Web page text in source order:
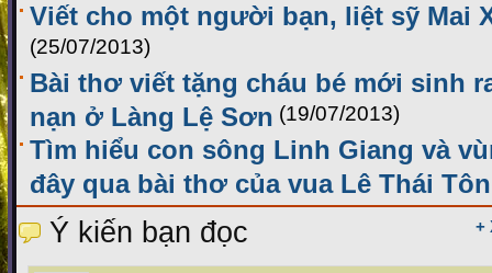
Viết cho một người bạn, liệt sỹ Mai
(25/07/2013)
Bài thơ viết tặng cháu bé mới sinh
nạn ở Làng Lệ Sơn (19/07/2013)
Tìm hiểu con sông Linh Giang và
đây qua bài thơ của vua Lê Thái
+
Ý kiến bạn đọc